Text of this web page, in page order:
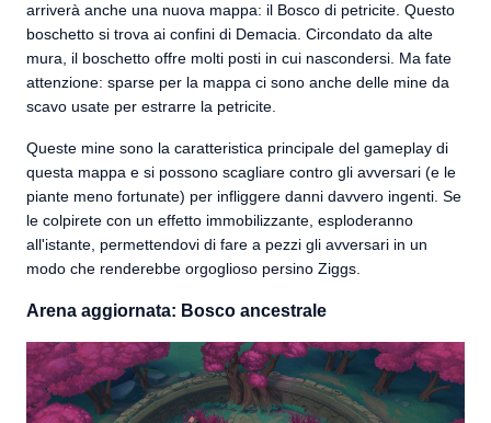
arriverà anche una nuova mappa: il Bosco di petricite. Questo
boschetto si trova ai confini di Demacia. Circondato da alte
mura, il boschetto offre molti posti in cui nascondersi. Ma fate
attenzione: sparse per la mappa ci sono anche delle mine da
scavo usate per estrarre la petricite.
Queste mine sono la caratteristica principale del gameplay di
questa mappa e si possono scagliare contro gli avversari (e le
piante meno fortunate) per infliggere danni davvero ingenti. Se
le colpirete con un effetto immobilizzante, esploderanno
all'istante, permettendovi di fare a pezzi gli avversari in un
modo che renderebbe orgoglioso persino Ziggs.
Arena aggiornata: Bosco ancestrale